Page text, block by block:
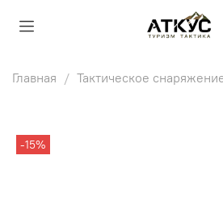
Главная Тактическое
-15%